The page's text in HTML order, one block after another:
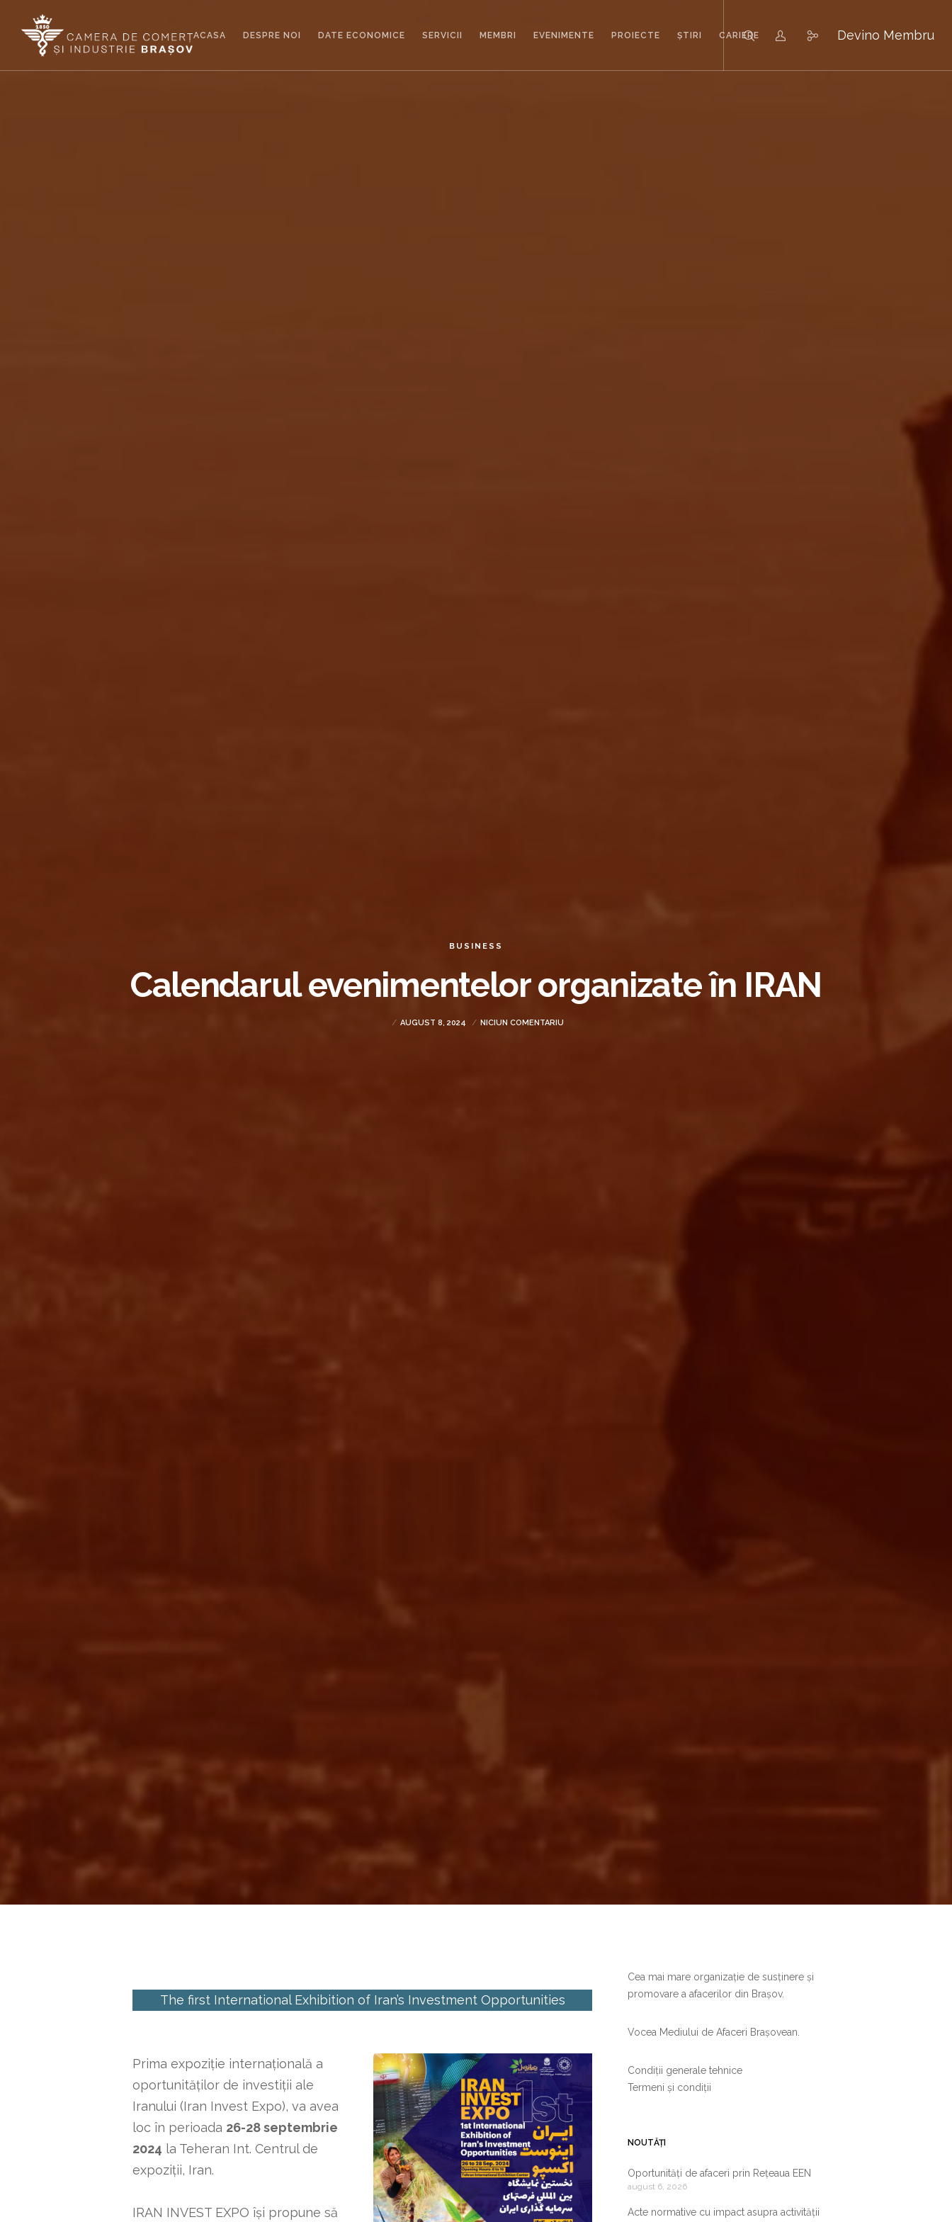
Devino Membru
ACASA DESPRE NOI DATE ECONOMICE SERVICII MEMBRI EVENIMENTE PROIECTE ȘTIRI CARIERE
BUSINESS
Calendarul evenimentelor organizate în IRAN
AUGUST 8, 2024 NICIUN COMENTARIU
The first International Exhibition of Iran’s Investment Opportunities
Prima expoziție internațională a
oportunităților de investiții ale
Iranului (Iran Invest Expo), va avea
loc în perioada 26-28 septembrie
2024 la Teheran Int. Centrul de
expoziții, Iran.
IRAN INVEST EXPO își propune să
Cea mai mare organizație de susținere și
promovare a afacerilor din Brașov.
Vocea Mediului de Afaceri Brașovean.
Condiții generale tehnice
Termeni și condiții
NOUTĂȚI
Oportunități de afaceri prin Rețeaua EEN
august 6, 2026
Acte normative cu impact asupra activității